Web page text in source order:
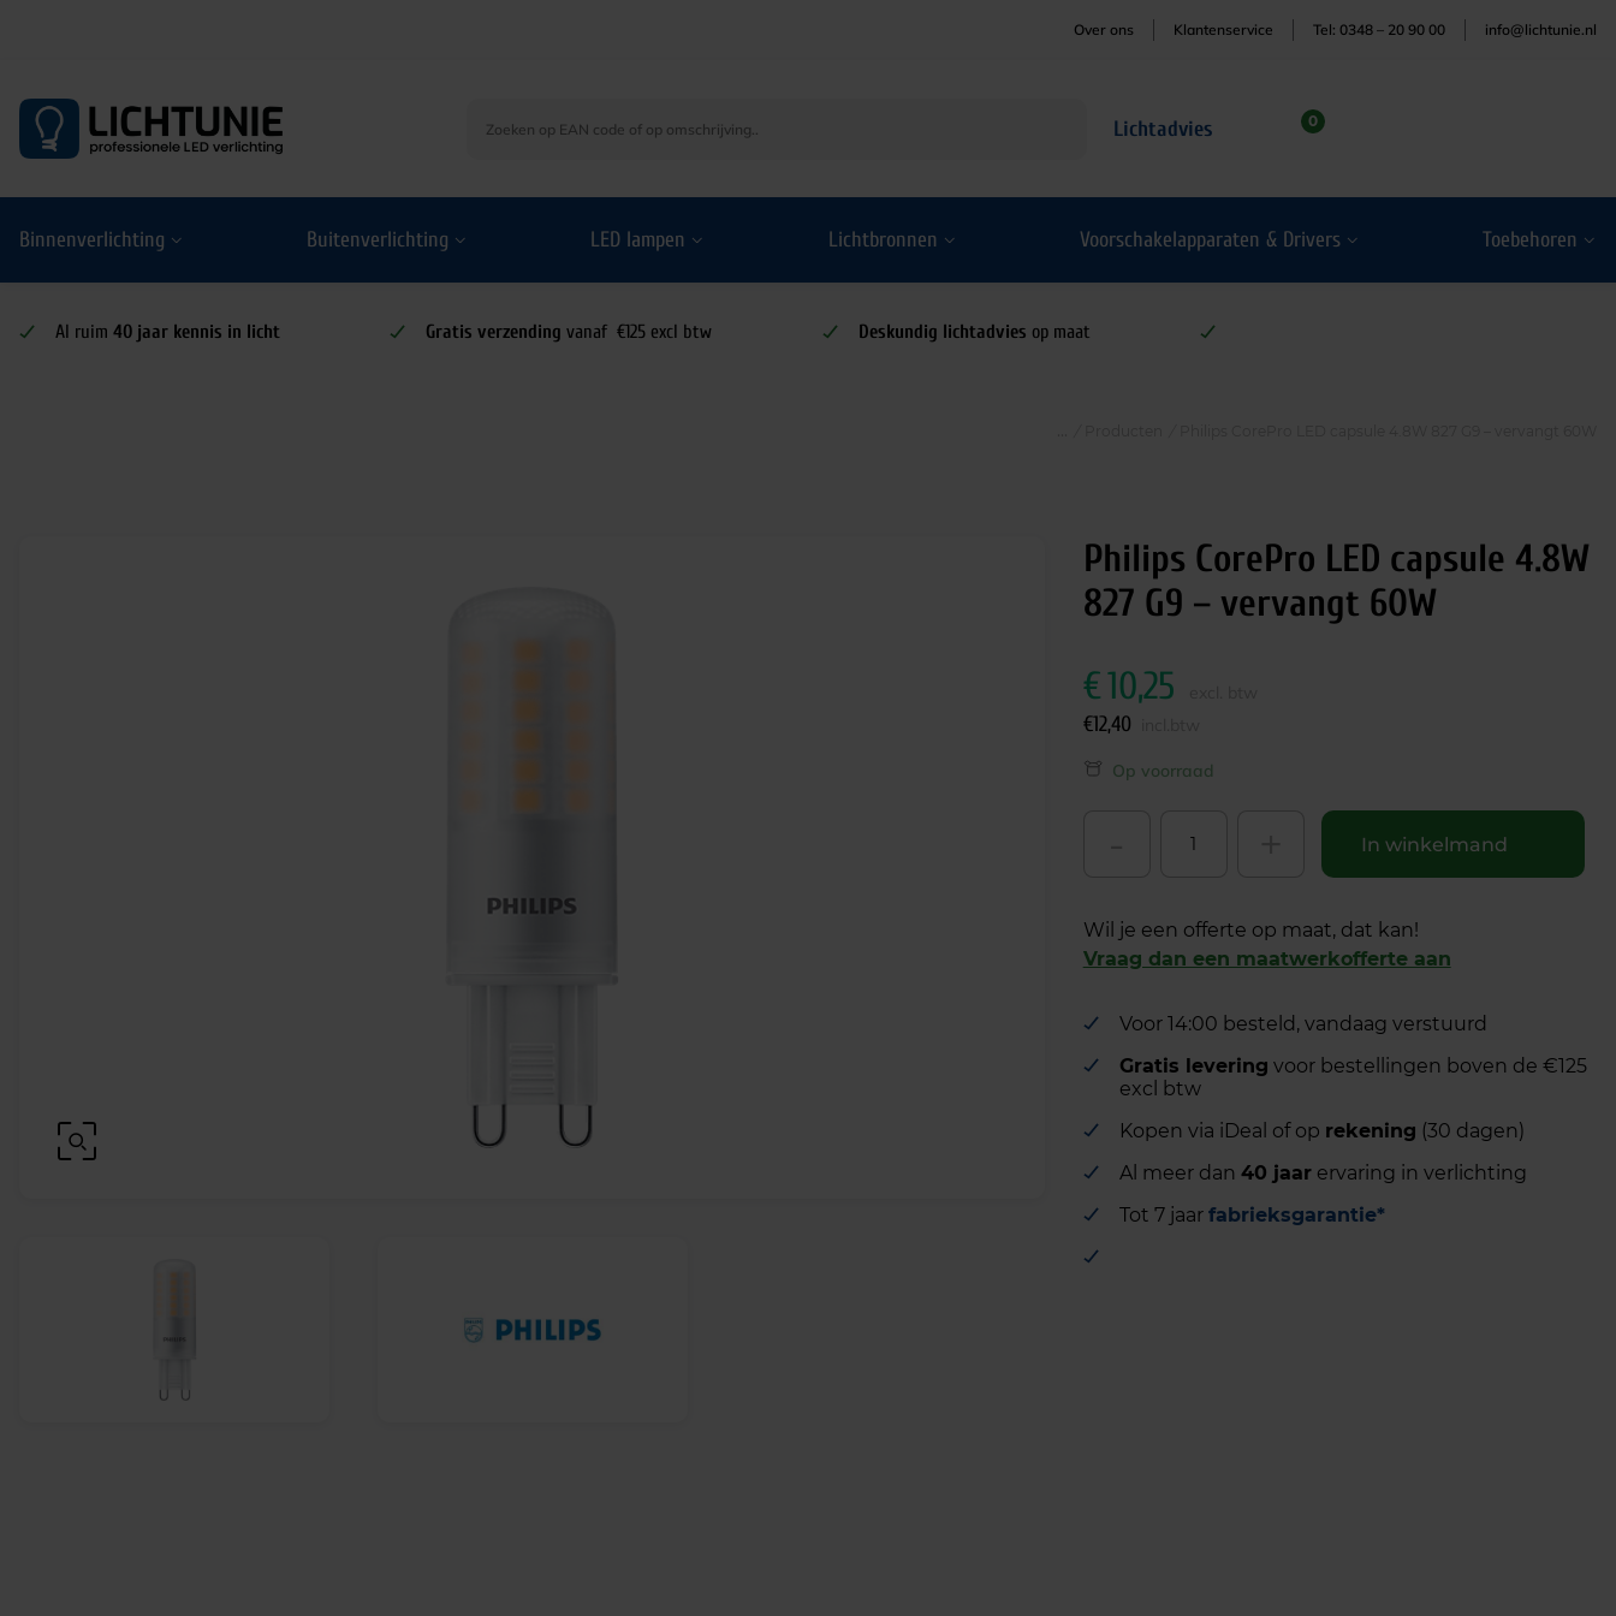
Over ons Klantenservice Tel: 0348 – 20 90 00 info@lichtunie.nl
Lichtadvies 0
Binnenverlichting Buitenverlichting LED lampen Lichtbronnen Voorschakelapparaten & Drivers Toebehoren
Al ruim 40 jaar kennis in licht Gratis verzending vanaf €125 excl btw Deskundig lichtadvies op maat
Philips CorePro LED capsule 4.8W
827 G9 – vervangt 60W
€10,25
€12,40
Op voorraad
In winkelmand
Wil je een offerte op maat, dat kan!
Vraag dan een maatwerkofferte aan
Voor 14:00 besteld, vandaag verstuurd
Gratis levering voor bestellingen boven de €125
excl btw
Kopen via iDeal of op rekening (30 dagen)
Al meer dan 40 jaarervaring in verlichting
Tot 7 jaar fabrieksgarantie*